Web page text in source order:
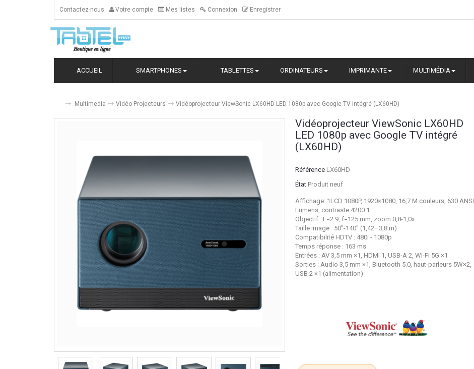
Contactez-nous Votre compte Mes listes Connexion Enregistrer
ACCUEIL SMARTPHONES TABLETTES ORDINATEURS IMPRIMANTE MULTIMÉDIA
Multimedia Vidéo Projecteurs Vidéoprojecteur ViewSonic LX60HD LED 1080p avec Google TV intégré (LX60HD)
Vidéoprojecteur ViewSonic LX60HD
LED 1080p avec Google TV intégré
(LX60HD)
Référence LX60HD
État Produit neuf
Affichage: 1LCD 1080P, 1920×1080, 16,7 M couleurs, 630 ANSI
Lumens, contraste 4200:1
Objectif : F=2.9, f=125 mm, zoom 0,8-1,0x
Taille image : 50"-140" (1,42–3,8 m)
Compatibilité HDTV : 480i - 1080p
Temps réponse : 163 ms
Entrées : AV 3,5 mm ×1, HDMI 1, USB-A 2, Wi-Fi 5G ×1
Sorties : Audio 3,5 mm ×1, Bluetooth 5.0, haut-parleurs 5W×2,
USB 2 ×1 (alimentation)